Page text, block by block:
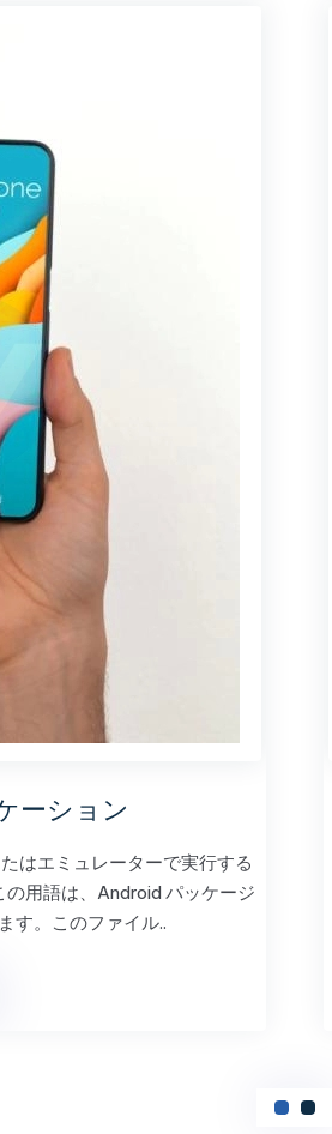
ーション
はエミュレーターで実行する
用語は、Android パッケージ
す。このファイル..